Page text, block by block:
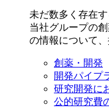
未だ数多く存在
当社グループの
の情報について、
創薬・開発
開発パイプ
研究開発に
公的研究費